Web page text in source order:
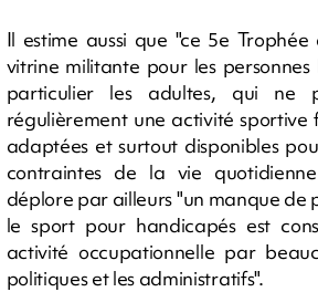
Il estime aussi que "ce 5e
vitrine militante pour les
particulier les adultes, qui ne
régulièrement une activité sportive
adaptées et surtout disponibles
contraintes de la vie
déplore par ailleurs "un manque de
le sport pour handicapés est
activité occupationnelle par
politiques et les administratifs".